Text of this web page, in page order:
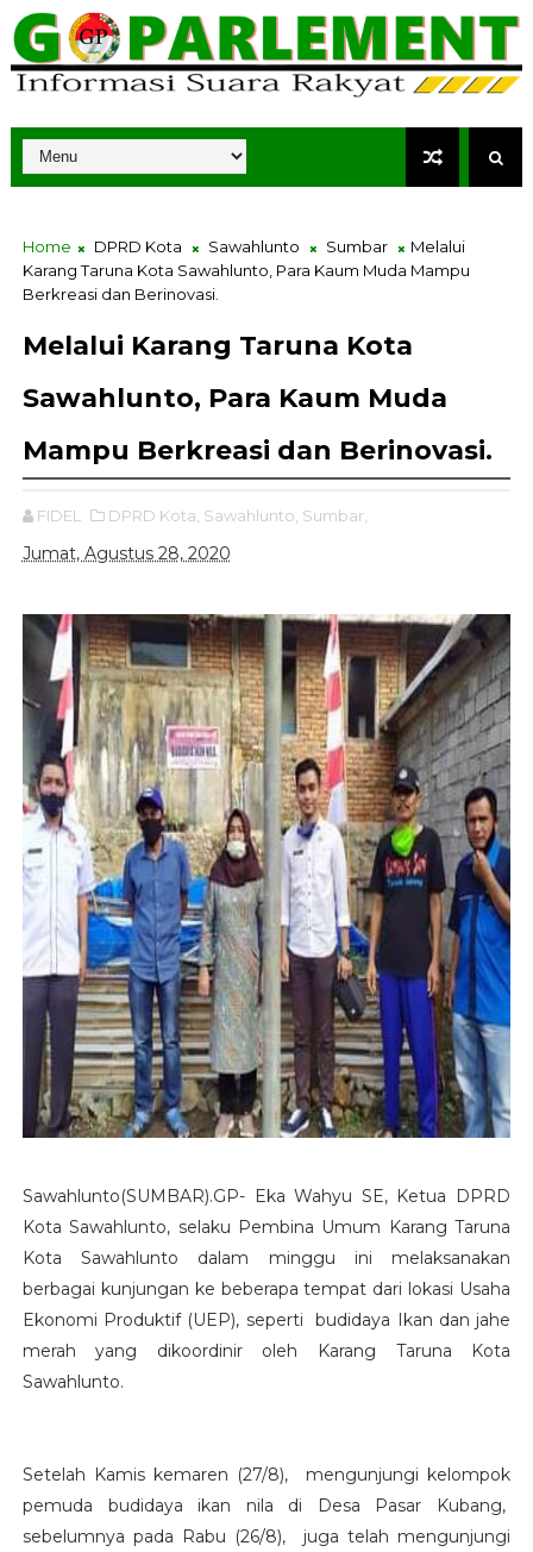
Home DPRD Kota Sawahlunto Sumbar
Melalui
Karang Taruna Kota Sawahlunto, Para Kaum Muda Mampu
Berkreasi dan Berinovasi.
Melalui Karang Taruna Kota
Sawahlunto, Para Kaum Muda
Mampu Berkreasi dan Berinovasi.
FIDEL DPRD Kota, Sawahlunto, Sumbar,
Jumat, Agustus 28, 2020
Sawahlunto(SUMBAR).GP- Eka Wahyu SE, Ketua DPRD
Kota Sawahlunto, selaku Pembina Umum Karang Taruna
Kota Sawahlunto dalam minggu ini melaksanakan
berbagai kunjungan ke beberapa tempat dari lokasi Usaha
Ekonomi Produktif (UEP), seperti budidaya Ikan dan jahe
merah yang dikoordinir oleh Karang Taruna Kota
Sawahlunto.
Setelah Kamis kemaren (27/8), mengunjungi kelompok
pemuda budidaya ikan nila di Desa Pasar Kubang,
sebelumnya pada Rabu (26/8), juga telah mengunjungi